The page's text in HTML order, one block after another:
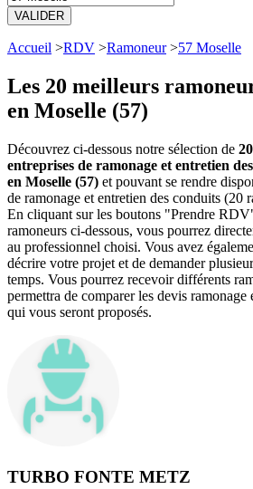
VALIDER
Accueil >RDV >Ramoneur>57 Moselle
Les 20 meilleurs
en Moselle (57)
Découvrez ci-dessous notre sélection de
entreprises de ramonage et entretien
en Moselle (57) et pouvant se rendre
de ramonage et entretien des conduits (20
En cliquant sur les boutons "Prendre
ramoneurs ci-dessous, vous pourrez
au professionnel choisi. Vous avez
décrire votre projet et de demander
temps. Vous pourrez recevoir différents
permettra de comparer les devis ramonage
qui vous seront proposés.
TURBO FONTE METZ